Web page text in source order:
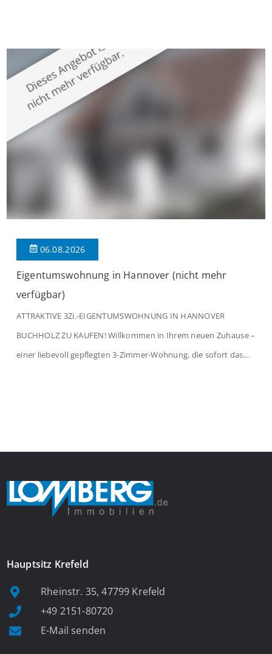
großzügige Räume und eine hochwertige Ausstattung, die
modernen Wohnkomfort mit einem stilvollen Ambiente
verbindet. Der […]
06.08.2026
Eigentumswohnung in Hannover (nicht mehr
verfügbar)
ATTRAKTIVE 3Zi.-EIGENTUMSWOHNUNG IN HANNOVER
BUCHHOLZ ZU KAUFEN! Willkommen in Ihrem neuen Zuhause –
einer liebevoll gepflegten 3-Zimmer-Wohnung, die sofort das
Hauptsitz Krefeld
Rheinstr. 35, 47799 Krefeld
+49 2151-80720
E-Mail senden